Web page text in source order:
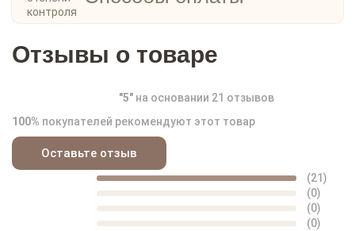
Отзывы о товаре
"5" на основании 21 отзывов
100% покупателей рекомендуют этот товар
Оставьте отзыв
(21)
(0)
(0)
(0)